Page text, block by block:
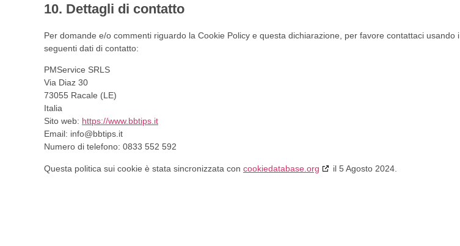
10. Dettagli di contatto
Per domande e/o commenti riguardo la Cookie Policy e questa dichiarazione, per favore contattaci usando i
seguenti dati di contatto:
PMService SRLS
Via Diaz 30
73055 Racale (LE)
Italia
Sito web: https://www.bbtips.it
Email: info@bbtips.it
Numero di telefono: 0833 552 592
Questa politica sui cookie è stata sincronizzata con cookiedatabase.org il 5 Agosto 2024.